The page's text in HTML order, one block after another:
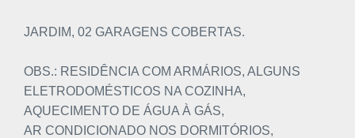
JARDIM, 02 GARAGENS COBERTAS.
OBS.: RESIDÊNCIA COM ARMÁRIOS, ALGUNS
ELETRODOMÉSTICOS NA COZINHA,
AQUECIMENTO DE ÁGUA À GÁS,
AR CONDICIONADO NOS DORMITÓRIOS,